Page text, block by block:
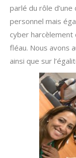
parlé du rôle
personnel mais
cyber
fléau. Nous avons
ainsi que sur